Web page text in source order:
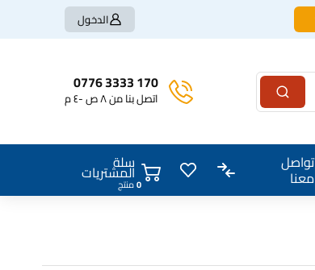
الدخول
170 3333 0776
اتصل بنا من ٨ ص -٤ م
تواصل
معنا
سلة
المشتريات0منتج